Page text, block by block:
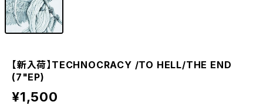
【新入荷】TECHNOCRACY /TO HELL/THE END
(7"EP)
¥1,500